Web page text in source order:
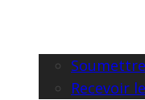
Recevoir